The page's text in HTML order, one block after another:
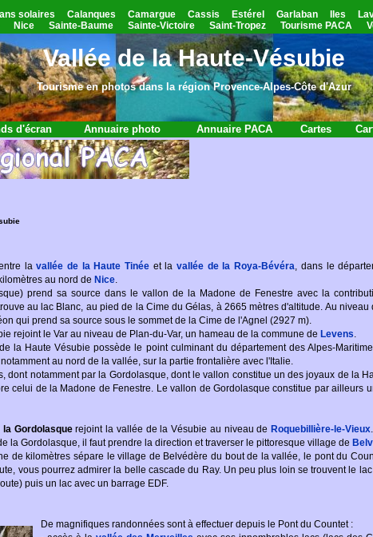
solaires Calanques Camargue Cassis Estérel Garlaban Iles
Nice Sainte-Baume Sainte-Victoire Saint-Tropez Tourisme PACA
Vallée de la Haute-Vésubie
Tourisme en photos dans la région Provence-Alpes-Côte d'Azur
d'écran Annuaire photo Annuaire PACA Cartes
lavallée de la Haute Tinée et lavallée de la Roya-Bévéra, dans le
au nord de Nice.
prend sa source dans le vallon de la Madone de Fenestre avec la
au lac Blanc, au pied de la Cime du Gélas, à 2665 mètres d'altitude. Au
qui prend sa source sous le sommet de la Cime de l'Agnel (2927 m).
rejoint le Var au niveau de Plan-du-Var, un hameau de la commune de Levens.
la Haute Vésubie possède le point culminant du département des Alpes-
au nord de la vallée, sur la partie frontalière avec l'Italie.
dont notamment par la Gordolasque, dont le vallon constitue un des joyaux de la
celui de la Madone de Fenestre. Le vallon de Gordolasque constitue par ailleurs
la Gordolasquerejoint la vallée de la Vésubie au niveau de Roquebillière-le-Vieux
la Gordolasque, il faut prendre la direction et traverser le pittoresque village de
de kilomètres sépare le village de Belvédère du bout de la vallée, le pont du
vous pourrez admirer la belle cascade du Ray. Un peu plus loin se trouvent le
puis un lac avec un barrage EDF.
De magnifiques randonnées sont à effectuer depuis le Pont du Countet :